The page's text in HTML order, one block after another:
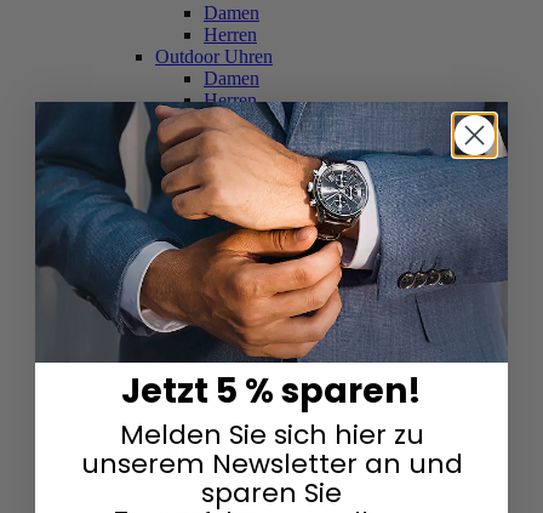
Damen
Herren
Outdoor Uhren
Damen
Herren
Schweizer Uhren
Damen
Herren
Skelettuhren
Damen
Herren
Smartwatches
Damen
Herren
Solaruhren
Herren
Damen
Sportuhren
Damen
Herren
Swarovski & Edelsteine
Damen
Herren
Jetzt 5 % sparen!
Melden Sie sich hier zu
unserem Newsletter an und
sparen Sie